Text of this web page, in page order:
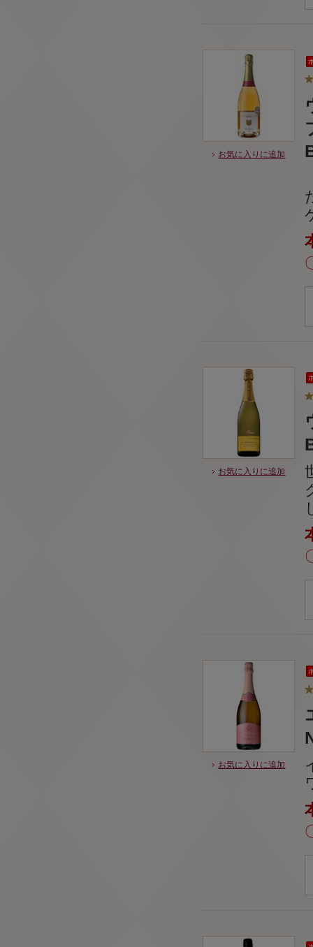
お気に入りに追加
お気に入りに追加
お気に入りに追加